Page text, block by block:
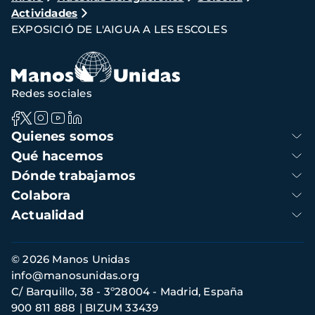
de
navegación
Actividades
EXPOSICIÓ DE L'AIGUA A LES ESCOLES
Navegación
principal
Quienes somos
Qué hacemos
Dónde trabajamos
Colabora
Actualidad
Redes sociales
Información
de
contacto
© 2026 Manos Unidas
C/ Barquillo, 38 - 3º28004 - Madrid, España
900 811 888
BIZUM 33439
info@manosunidas.org